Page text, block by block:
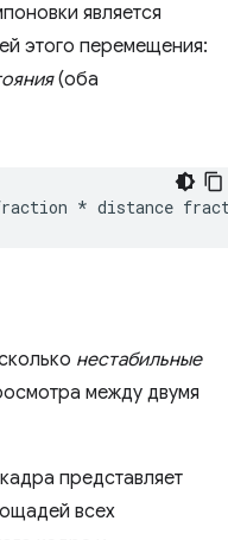
является
этого перемещения:
(оба
нестабильные
между двумя
представляет
всех